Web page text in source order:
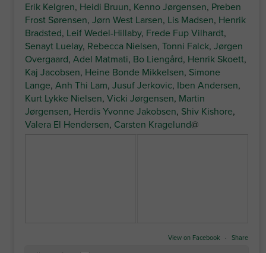
Erik Kelgren, Heidi Bruun, Kenno Jørgensen, Preben
Frost Sørensen,Jørn West Larsen, Lis Madsen, Henrik
Bradsted, Leif Wedel-Hillaby, Frede Fup Vilhardt,
Senayt Luelay, Rebecca Nielsen,Tonni Falck,Jørgen
Overgaard,Adel Matmati, Bo Liengård, Henrik Skoett,
Kaj Jacobsen, Heine Bonde Mikkelsen, Simone
Lange,Anh Thi Lam,Jusuf Jerkovic, Iben Andersen,
Kurt Lykke Nielsen,Vicki Jørgensen, Martin
Jørgensen, Herdis Yvonne Jakobsen, Shiv Kishore,
Valera El Hendersen, Carsten Kragelund@
View on Facebook · Share